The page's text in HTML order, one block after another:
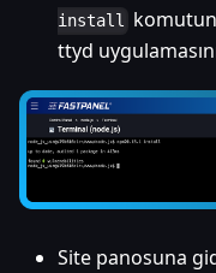
install
ttyd
Site panosuna